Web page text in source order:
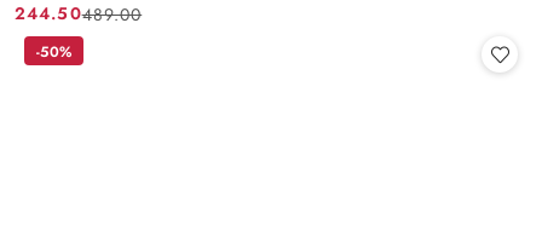
Cena
promocyjna:
244.50
Cena
przed
489.00
-50%